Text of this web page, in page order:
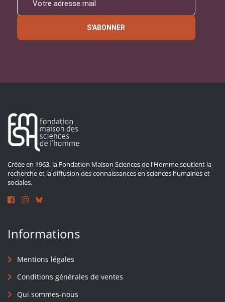
S'ABONNER
Créée en 1963, la Fondation Maison Sciences de l'Homme soutient la
recherche et la diffusion des connaissances en sciences humaines et
sociales.
Informations
Mentions légales
Conditions générales de ventes
Qui sommes-nous